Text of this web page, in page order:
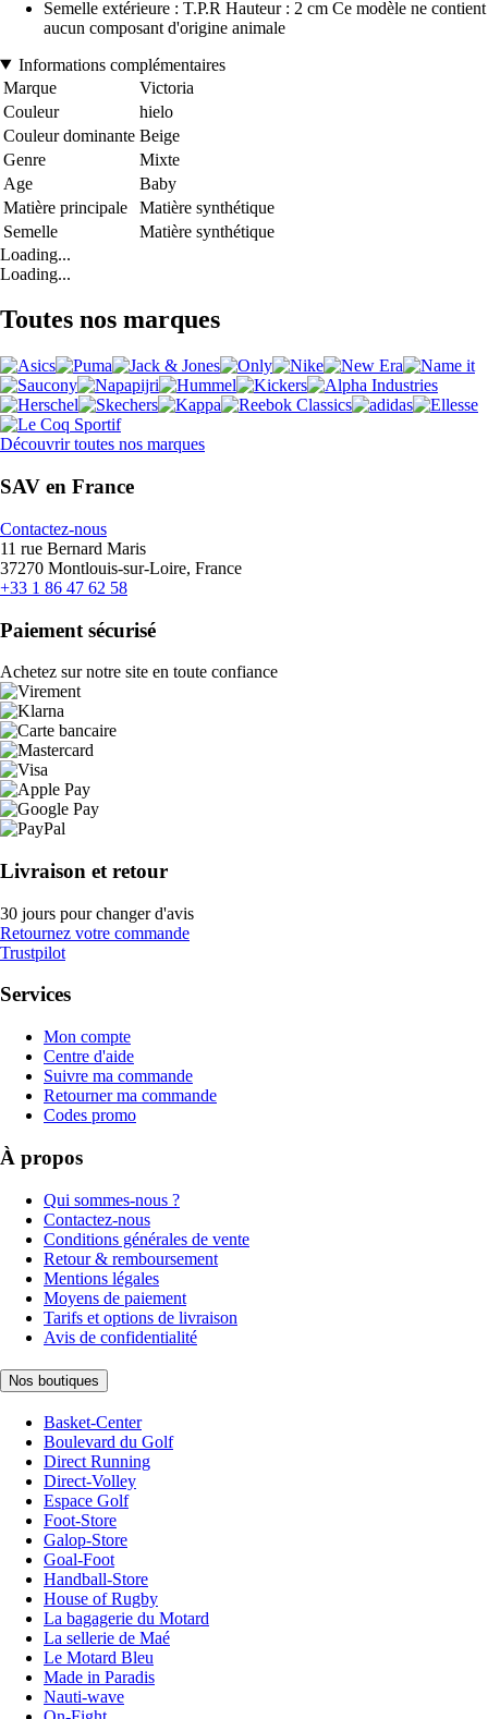
Semelle extérieure : T.P.R Hauteur : 2 cm Ce modèle ne contient
aucun composant d'origine animale
Informations complémentaires
Marque
Victoria
Couleur
hielo
Couleur dominante Beige
Genre
Mixte
Age
Baby
Matière principale
Matière synthétique
Semelle
Matière synthétique
Loading...
Loading...
Toutes nos marques
Découvrir toutes nos marques
SAV en France
Contactez-nous
11 rue Bernard Maris
37270 Montlouis-sur-Loire, France
+33 1 86 47 62 58
Paiement sécurisé
Achetez sur notre site en toute confiance
Livraison et retour
30 jours pour changer d'avis
Retournez votre commande
Trustpilot
Services
Mon compte
Centre d'aide
Suivre ma commande
Retourner ma commande
Codes promo
À propos
Qui sommes-nous ?
Contactez-nous
Conditions générales de vente
Retour & remboursement
Mentions légales
Moyens de paiement
Tarifs et options de livraison
Avis de confidentialité
Nos boutiques
Basket-Center
Boulevard du Golf
Direct Running
Direct-Volley
Espace Golf
Foot-Store
Galop-Store
Goal-Foot
Handball-Store
House of Rugby
La bagagerie du Motard
La sellerie de Maé
Le Motard Bleu
Made in Paradis
Nauti-wave